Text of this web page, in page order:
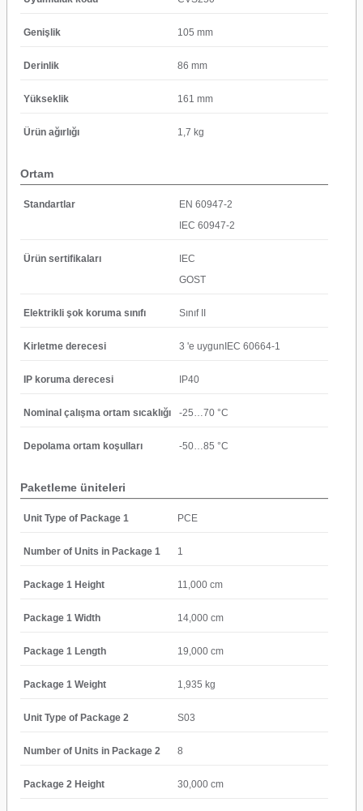
Genişlik 105 mm
Derinlik 86 mm
Yükseklik 161 mm
Ürün ağırlığı 1,7 kg
Ortam
Standartlar
EN 60947-2
IEC 60947-2
Ürün sertifikaları
IEC
GOST
Elektrikli şok koruma sınıfı Sınıf II
Kirletme derecesi 3 'e uygunIEC 60664-1
IP koruma derecesi IP40
Nominal çalışma ortam sıcaklığı -25…70 °C
Depolama ortam koşulları -50…85 °C
Paketleme üniteleri
Unit Type of Package 1 PCE
Number of Units in Package 1 1
Package 1 Height 11,000 cm
Package 1 Width 14,000 cm
Package 1 Length 19,000 cm
Package 1 Weight 1,935 kg
Unit Type of Package 2 S03
Number of Units in Package 2 8
Package 2 Height 30,000 cm